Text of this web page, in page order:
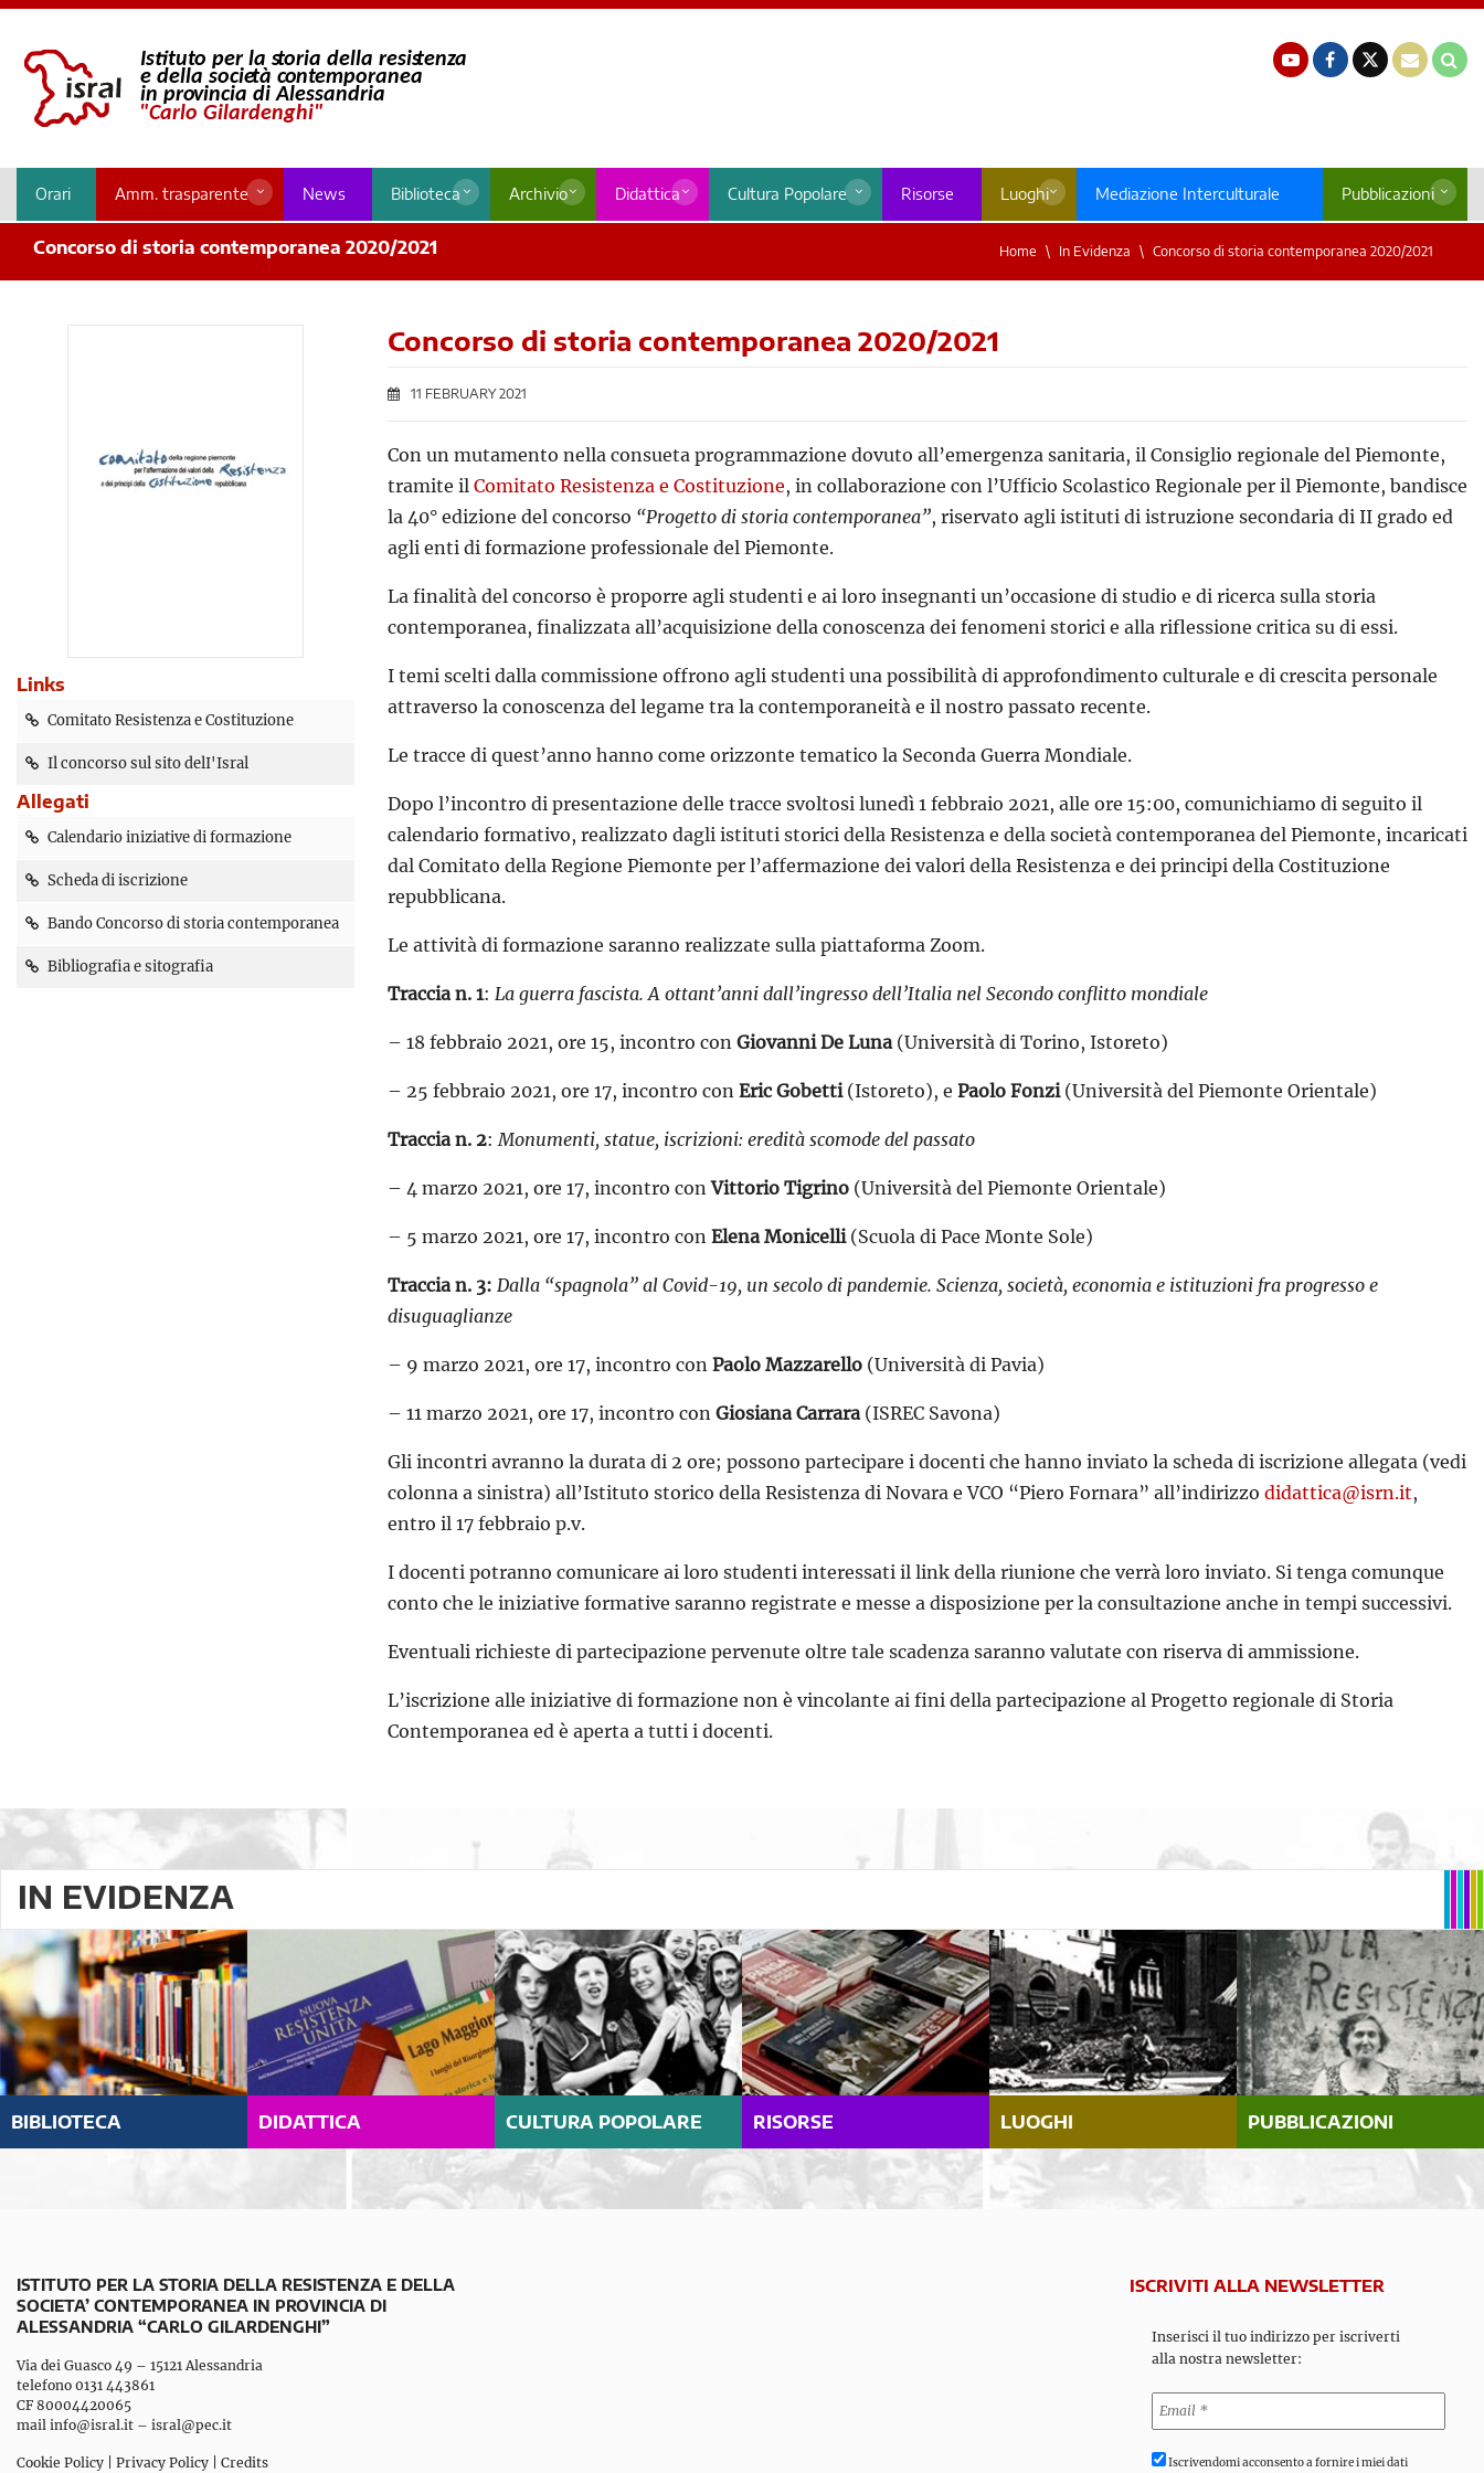
Orari Amm. trasparente News Biblioteca Archivio Didattica Cultura Popolare Risorse Luoghi Mediazione Interculturale Pubblicazioni
Concorso di storia contemporanea 2020/2021 Home In Evidenza Concorso di storia contemporanea 2020/2021
Links
Comitato Resistenza e Costituzione
Il concorso sul sito delI'Isral
Allegati
Calendario iniziative di formazione
Scheda di iscrizione
Bando Concorso di storia contemporanea
Bibliografia e sitografia
Concorso di storia contemporanea 2020/2021
11 FEBRUARY 2021
Con un mutamento nella consueta programmazione dovuto all’emergenza sanitaria, il Consiglio regionale del Piemonte,
tramite il Comitato Resistenza e Costituzione, in collaborazione con l’Ufficio Scolastico Regionale per il Piemonte, bandisce
la 40° edizione del concorso “Progetto di storia contemporanea”, riservato agli istituti di istruzione secondaria di II grado ed
agli enti di formazione professionale del Piemonte.
La finalità del concorso è proporre agli studenti e ai loro insegnanti un’occasione di studio e di ricerca sulla storia
contemporanea, finalizzata all’acquisizione della conoscenza dei fenomeni storici e alla riflessione critica su di essi.
I temi scelti dalla commissione offrono agli studenti una possibilità di approfondimento culturale e di crescita personale
attraverso la conoscenza del legame tra la contemporaneità e il nostro passato recente.
Le tracce di quest’anno hanno come orizzonte tematico la Seconda Guerra Mondiale.
Dopo l’incontro di presentazione delle tracce svoltosi lunedì 1 febbraio 2021, alle ore 15:00, comunichiamo di seguito il
calendario formativo, realizzato dagli istituti storici della Resistenza e della società contemporanea del Piemonte, incaricati
dal Comitato della Regione Piemonte per l’affermazione dei valori della Resistenza e dei principi della Costituzione
repubblicana.
Le attività di formazione saranno realizzate sulla piattaforma Zoom.
Traccia n. 1: La guerra fascista. A ottant’anni dall’ingresso dell’Italia nel Secondo conflitto mondiale
– 18 febbraio 2021, ore 15, incontro con Giovanni De Luna(Università di Torino, Istoreto)
– 25 febbraio 2021, ore 17, incontro con Eric Gobetti(Istoreto), e Paolo Fonzi(Università del Piemonte Orientale)
Traccia n. 2:Monumenti, statue, iscrizioni: eredità scomode del passato
– 4 marzo 2021, ore 17, incontro conVittorio Tigrino (Università del Piemonte Orientale)
– 5 marzo 2021, ore 17, incontro con Elena Monicelli(Scuola di Pace Monte Sole)
Traccia n. 3: Dalla “spagnola” al Covid-19, un secolo di pandemie. Scienza, società, economia e istituzioni fra progresso e
disuguaglianze
– 9 marzo 2021, ore 17, incontro con Paolo Mazzarello (Università di Pavia)
– 11 marzo 2021, ore 17, incontro con Giosiana Carrara (ISREC Savona)
Gli incontri avranno la durata di 2 ore; possono partecipare i docenti che hanno inviato la scheda di iscrizione allegata (vedi
colonna a sinistra) all’Istituto storico della Resistenza di Novara e VCO “Piero Fornara” all’indirizzo didattica@isrn.it,
entro il 17 febbraio p.v.
I docenti potranno comunicare ai loro studenti interessati il link della riunione che verrà loro inviato. Si tenga comunque
conto che le iniziative formative saranno registrate e messe a disposizione per la consultazione anche in tempi successivi.
Eventuali richieste di partecipazione pervenute oltre tale scadenza saranno valutate con riserva di ammissione.
L’iscrizione alle iniziative di formazione non è vincolante ai fini della partecipazione al Progetto regionale di Storia
Contemporanea ed è aperta a tutti i docenti.
IN EVIDENZA
BIBLIOTECA DIDATTICA CULTURA POPOLARE RISORSE LUOGHI PUBBLICAZIONI
ISTITUTO PER LA STORIA DELLA RESISTENZA E DELLA
SOCIETA’ CONTEMPORANEA IN PROVINCIA DI
ALESSANDRIA “CARLO GILARDENGHI”
Via dei Guasco 49 – 15121 Alessandria
telefono 0131 443861
CF 80004420065
mail info@isral.it – isral@pec.it
Cookie Policy Privacy Policy Credits
ISCRIVITI ALLA NEWSLETTER
Inserisci il tuo indirizzo per iscriverti
alla nostra newsletter:
Iscrivendomi acconsento a fornire i miei dati